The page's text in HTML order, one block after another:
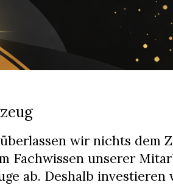
wir nichts dem
Fachwissen unserer
ab. Deshalb